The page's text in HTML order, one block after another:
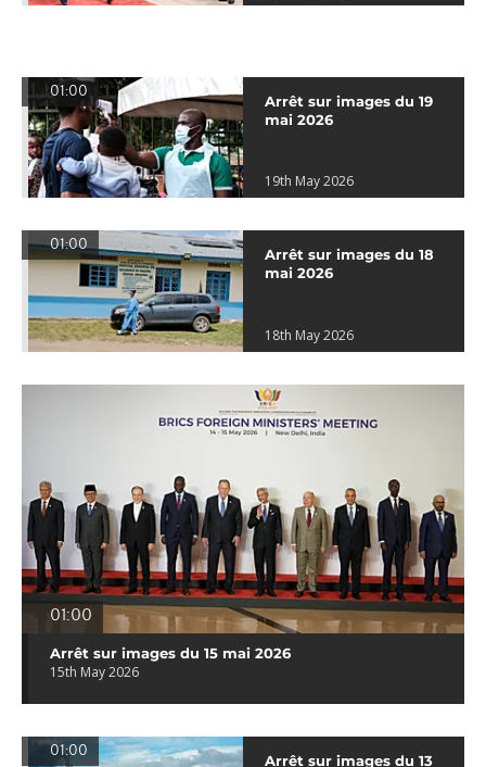
01:00
Arrêt sur images du 19
mai 2026
19th May 2026
01:00
Arrêt sur images du 18
mai 2026
18th May 2026
01:00
Arrêt sur images du 15 mai 2026
15th May 2026
01:00
Arrêt sur images du 13